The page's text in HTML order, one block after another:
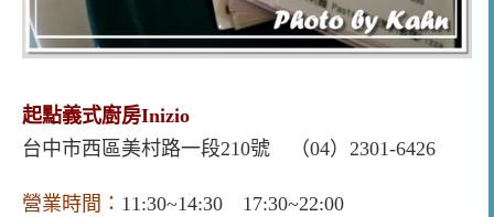
起點義式廚房Inizio
台中市西區美村路一段210號 （04）2301-6426
營業時間： 11:30~14:30 17:30~22:00